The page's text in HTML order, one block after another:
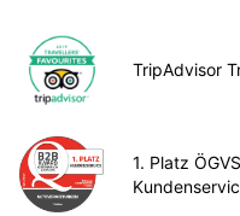
TripAdvisor
1. Platz